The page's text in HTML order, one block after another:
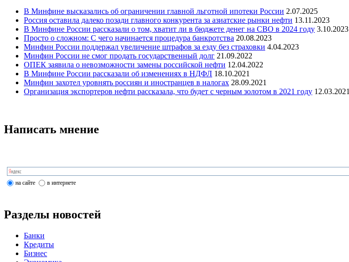
В Минфине высказались об ограничении главной льготной ипотеки России 2.07.2025
Россия оставила далеко позади главного конкурента за азиатские рынки нефти 13.11.2023
В Минфине России рассказали о том, хватит ли в бюджете денег на СВО в 2024 году 3.10.2023
Просто о сложном: С чего начинается процедура банкротства 20.08.2023
Минфин России поддержал увеличение штрафов за езду без страховки 4.04.2023
Минфин России не смог продать государственный долг 21.09.2022
ОПЕК заявила о невозможности замены российской нефти 12.04.2022
В Минфине России рассказали об изменениях в НДФЛ 18.10.2021
Минфин захотел уровнять россиян и иностранцев в налогах 28.09.2021
Организация экспортеров нефти рассказала, что будет с черным золотом в 2021 году 12.03.2021
Написать мнение
на сайте в интернете
Разделы новостей
Банки
Кредиты
Бизнес